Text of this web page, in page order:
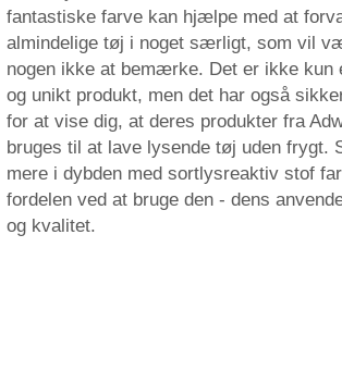
fantastiske farve kan hjælpe med at
almindelige tøj i noget særligt, som vil
nogen ikke at bemærke. Det er ikke kun
og unikt produkt, men det har også
for at vise dig, at deres produkter fra
bruges til at lave lysende tøj uden frygt.
mere i dybden med sortlysreaktiv stof
fordelen ved at bruge den - dens
og kvalitet.